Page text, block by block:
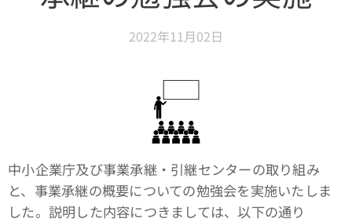
2022年11月02日
中小企業庁及び事業承継・引継センターの取り組み
と、事業承継の概要についての勉強会を実施いたしま
した。説明した内容につきましては、以下の通り